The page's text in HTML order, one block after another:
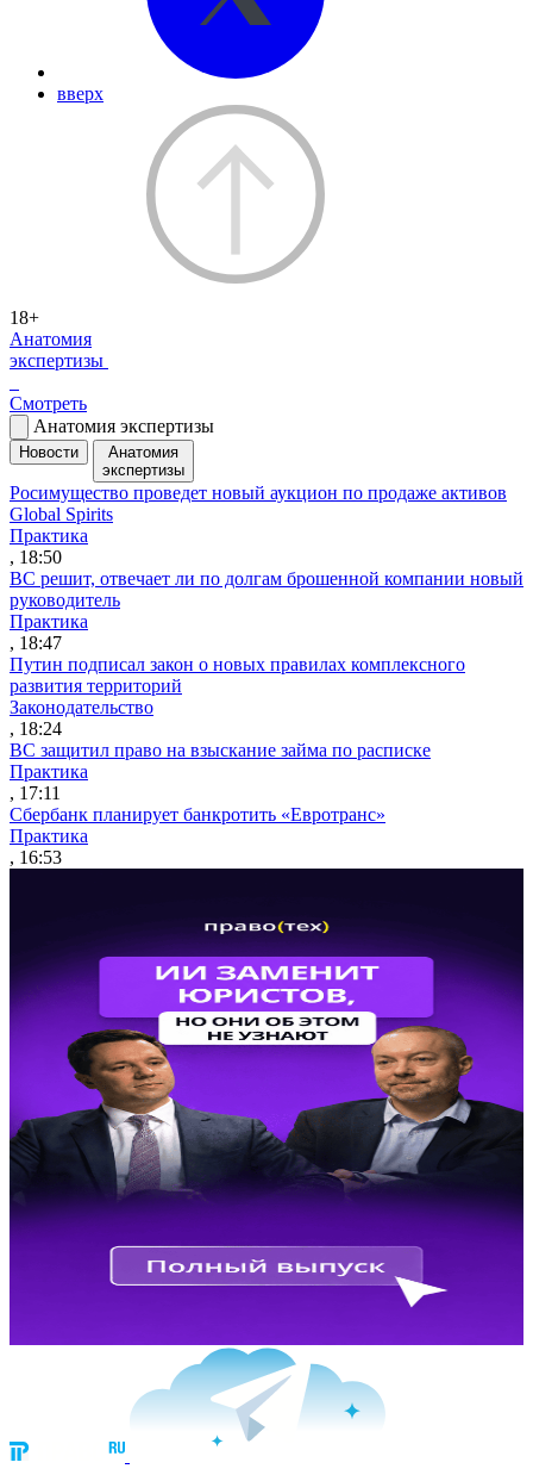
вверх
18+
Анатомия
экспертизы
Смотреть
Анатомия экспертизы
Новости
Анатомия
экспертизы
Росимущество проведет новый аукцион по продаже активов
Global Spirits
Практика
, 18:50
ВС решит, отвечает ли по долгам брошенной компании новый
руководитель
Практика
, 18:47
Путин подписал закон о новых правилах комплексного
развития территорий
Законодательство
, 18:24
ВС защитил право на взыскание займа по расписке
Практика
, 17:11
Сбербанк планирует банкротить «Евротранс»
Практика
, 16:53